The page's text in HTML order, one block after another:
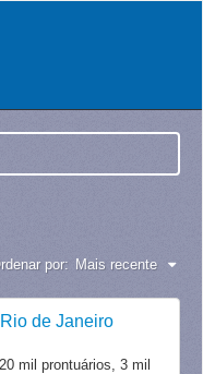
por: Mais recente
de Janeiro
mil prontuários, 3 mil